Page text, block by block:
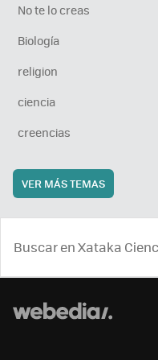
No te lo creas
Biología
religion
ciencia
creencias
VER MÁS TEMAS